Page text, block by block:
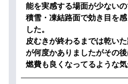
能を実感する場面が少ない
積雪・凍結路面で効き目を
した。
皮むきが終わるまでは乾い
が何度かありましたがその後
燃費も良くなってるような気